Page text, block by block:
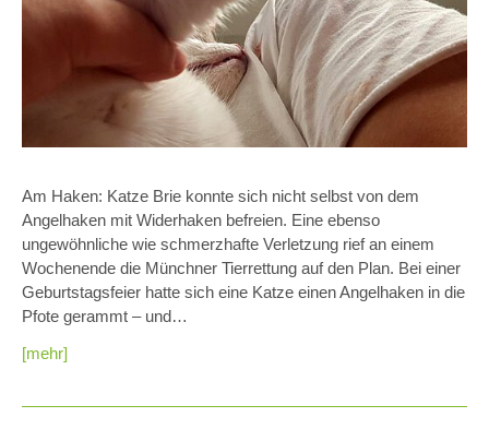
Am Haken: Katze Brie konnte sich nicht selbst von dem
Angelhaken mit Widerhaken befreien. Eine ebenso
ungewöhnliche wie schmerzhafte Verletzung rief an einem
Wochenende die Münchner Tierrettung auf den Plan. Bei einer
Geburtstagsfeier hatte sich eine Katze einen Angelhaken in die
Pfote gerammt – und…
[mehr]